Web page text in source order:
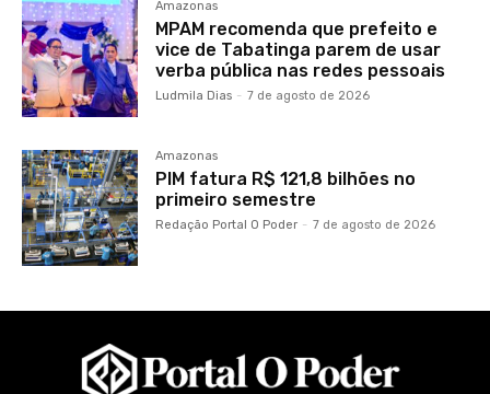
Amazonas
MPAM recomenda que prefeito e
vice de Tabatinga parem de usar
verba pública nas redes pessoais
Ludmila Dias - 7 de agosto de 2026
Amazonas
PIM fatura R$ 121,8 bilhões no
primeiro semestre
Redação Portal O Poder - 7 de agosto de 2026